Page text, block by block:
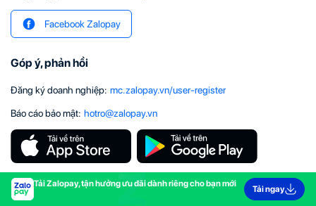
Tải Zalopay, tận hưởng ưu đãi dành riêng cho bạn mới
Tải ngay
Facebook Zalopay
Góp ý, phản hồi
Đăng ký doanh nghiệp: mc.zalopay.vn/user-register
Báo cáo bảo mật: hotro@zalopay.vn